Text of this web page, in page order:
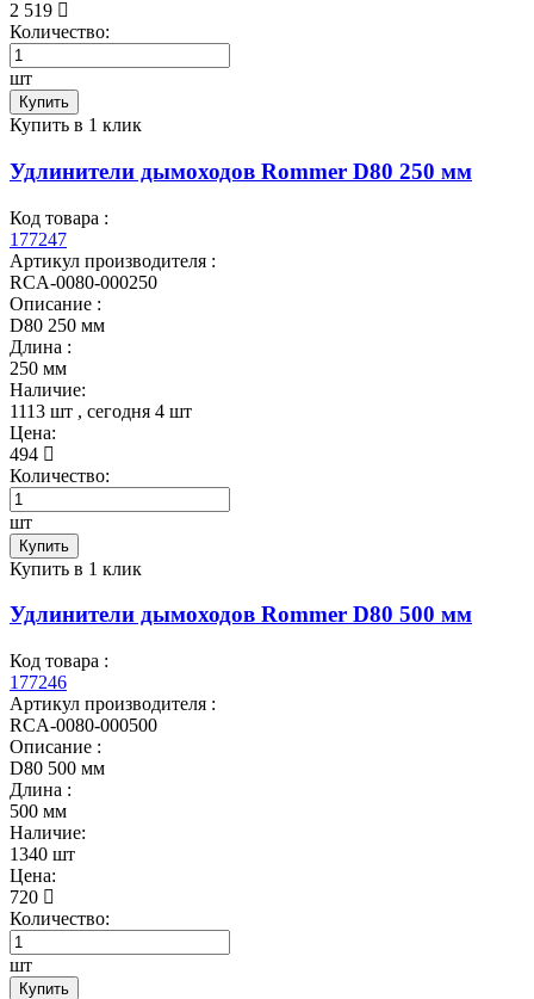
2 519
Количество:
шт
Купить
Купить в 1 клик
Удлинители дымоходов Rommer D80 250 мм
Код товара :
177247
Артикул производителя :
RCA-0080-000250
Описание :
D80 250 мм
Длина :
250 мм
Наличие:
1113 шт , сегодня 4 шт
Цена:
494
Количество:
шт
Купить
Купить в 1 клик
Удлинители дымоходов Rommer D80 500 мм
Код товара :
177246
Артикул производителя :
RCA-0080-000500
Описание :
D80 500 мм
Длина :
500 мм
Наличие:
1340 шт
Цена:
720
Количество:
шт
Купить